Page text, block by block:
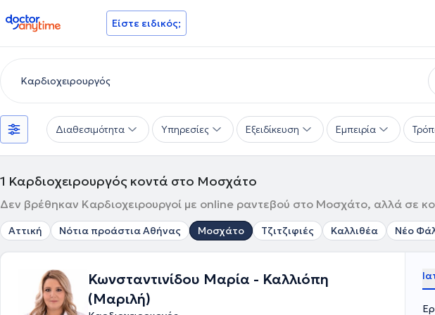
doctoranytime Είστε ειδικός;
Διαθεσιμότητα Υπηρεσίες Εξειδίκευση Εμπειρία
1 Καρδιοχειρουργός κοντά στο Μοσχάτο
Δεν βρέθηκαν Καρδιοχειρουργοί με online ραντεβού στο Μοσχάτο, αλλά σε
Αττική Νότια προάστια Αθήνας Μοσχάτο Τζιτζιφιές Καλλιθέα Νέο
Κωνσταντινίδου Μαρία - Καλλιόπη
(Μαριλή)